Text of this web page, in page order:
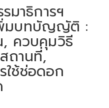
มาธิการฯ
มบทบัญญัติ :
, ควบคุมวิธี
ถานที่,
ใช้ช่อดอก